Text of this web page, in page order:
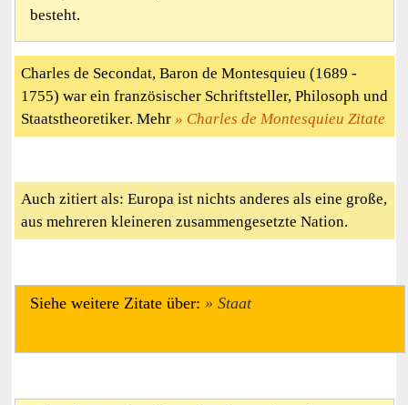
besteht.
Charles de Secondat, Baron de Montesquieu (1689 -
1755) war ein französischer Schriftsteller, Philosoph und
Staatstheoretiker. Mehr
Charles de Montesquieu Zitate
Auch zitiert als: Europa ist nichts anderes als eine große,
aus mehreren kleineren zusammengesetzte Nation.
Siehe weitere Zitate über: Staat